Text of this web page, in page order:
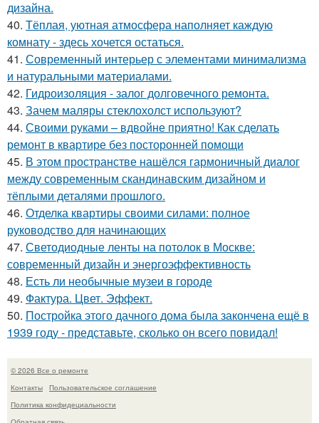
дизайна.
40. Тёплая, уютная атмосфера наполняет каждую
комнату - здесь хочется остаться.
41. Современный интерьер с элементами минимализма
и натуральными материалами.
42. Гидроизоляция - залог долговечного ремонта.
43. Зачем маляры стеклохолст используют?
44. Своими руками – вдвойне приятно! Как сделать
ремонт в квартире без посторонней помощи
45. В этом пространстве нашёлся гармоничный диалог
между современным скандинавским дизайном и
тёплыми деталями прошлого.
46. Отделка квартиры своими силами: полное
руководство для начинающих
47. Светодиодные ленты на потолок в Москве:
современный дизайн и энергоэффективность
48. Есть ли необычные музеи в городе
49. Фактура. Цвет. Эффект.
50. Постройка этого дачного дома была закончена ещё в
1939 году - представьте, сколько он всего повидал!
© 2026 Все о ремонте
Контакты
Пользовательское соглашение
Политика конфидециальности